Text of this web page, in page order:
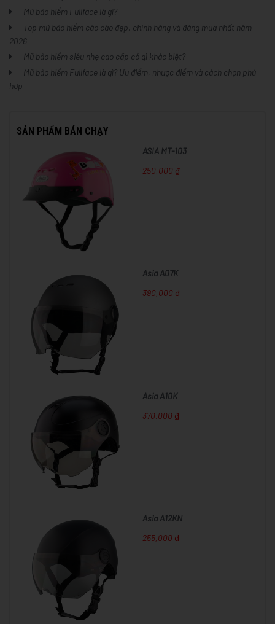
Mũ bảo hiểm Fullface là gì?
Top mũ bảo hiểm cào cào đẹp, chính hãng và đáng mua nhất năm
2026
Mũ bảo hiểm siêu nhẹ cao cấp có gì khác biệt?
Mũ bảo hiểm Fullface là gì? Ưu điểm, nhược điểm và cách chọn phù
hợp
SẢN PHẨM BÁN CHẠY
ASIA MT-103
250,000 ₫
Asia A07K
390,000 ₫
Asia A10K
370,000 ₫
Asia A12KN
255,000 ₫